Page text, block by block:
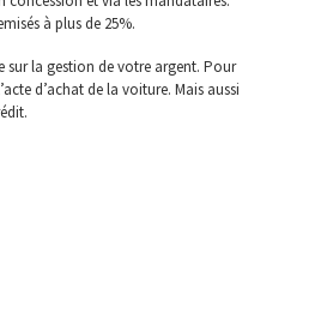
à plus de 25%.
sur la gestion de votre argent. Pour
d’achat de la voiture. Mais aussi